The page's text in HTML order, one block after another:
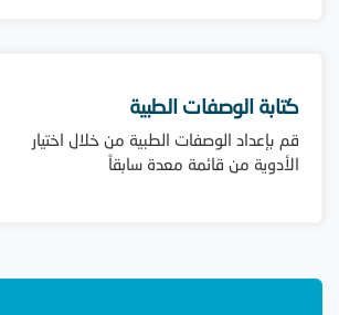
كتابة الوصفات الطبية
قم بإعداد الوصفات الطبية من خلال اختيار
الأدوية من قائمة معدة سابقاً